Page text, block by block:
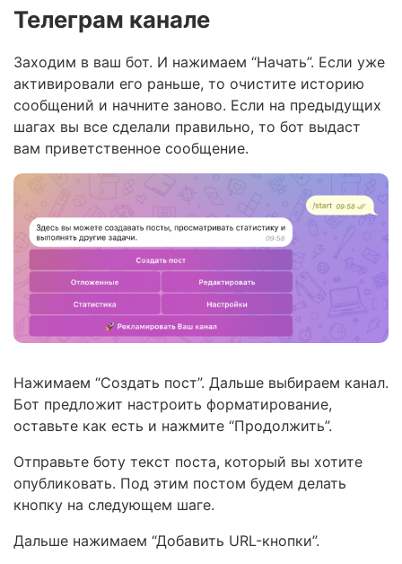
Телеграм канале
Заходим в ваш бот. И нажимаем “Начать”. Если уже
активировали его раньше, то очистите историю
сообщений и начните заново. Если на предыдущих
шагах вы все сделали правильно, то бот выдаст
вам приветственное сообщение.
Нажимаем “Создать пост”. Дальше выбираем канал.
Бот предложит настроить форматирование,
оставьте как есть и нажмите “Продолжить”.
Отправьте боту текст поста, который вы хотите
опубликовать. Под этим постом будем делать
кнопку на следующем шаге.
Дальше нажимаем “Добавить URL-кнопки”.